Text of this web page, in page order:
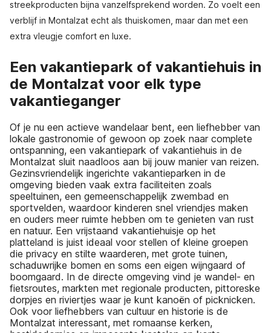
streekproducten bijna vanzelfsprekend worden. Zo voelt een
verblijf in Montalzat echt als thuiskomen, maar dan met een
extra vleugje comfort en luxe.
Een vakantiepark of vakantiehuis in
de Montalzat voor elk type
vakantieganger
Of je nu een actieve wandelaar bent, een liefhebber van
lokale gastronomie of gewoon op zoek naar complete
ontspanning, een vakantiepark of vakantiehuis in de
Montalzat sluit naadloos aan bij jouw manier van reizen.
Gezinsvriendelijk ingerichte vakantieparken in de
omgeving bieden vaak extra faciliteiten zoals
speeltuinen, een gemeenschappelijk zwembad en
sportvelden, waardoor kinderen snel vriendjes maken
en ouders meer ruimte hebben om te genieten van rust
en natuur. Een vrijstaand vakantiehuisje op het
platteland is juist ideaal voor stellen of kleine groepen
die privacy en stilte waarderen, met grote tuinen,
schaduwrijke bomen en soms een eigen wijngaard of
boomgaard. In de directe omgeving vind je wandel- en
fietsroutes, markten met regionale producten, pittoreske
dorpjes en riviertjes waar je kunt kanoën of picknicken.
Ook voor liefhebbers van cultuur en historie is de
Montalzat interessant, met romaanse kerken,